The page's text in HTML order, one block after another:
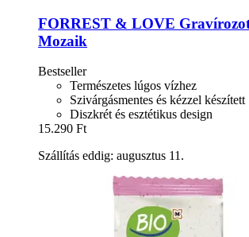
FORREST & LOVE
Mozaik
Bestseller
Természetes lúgos vízhez
Szivárgásmentes és kézzel készített
Diszkrét és esztétikus design
15.290 Ft
Szállítás eddig: augusztus 11.